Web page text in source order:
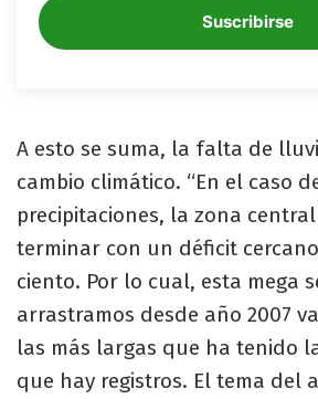
Suscribirse
A esto se suma, la falta de
cambio climático. “En el caso
precipitaciones, la zona
terminar con un déficit
ciento. Por lo cual, esta mega
arrastramos desde año 2007
las más largas que ha tenido
que hay registros. El tema del